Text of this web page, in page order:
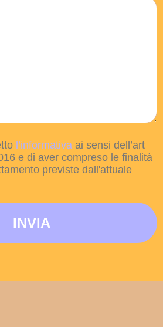
l’informativa ai sensi dell’art
e di aver compreso le finalità
previste dall'attuale
INVIA